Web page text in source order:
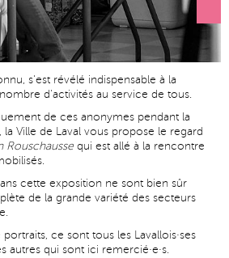
s'est révélé indispensable à la
d'activités au service de tous.
de ces anonymes pendant la
Ville de Laval vous propose le regard
Rouschausse qui est allé à la rencontre
cette exposition ne sont bien sûr
de la grande variété des secteurs
ce sont tous les Lavallois·ses
autres qui sont ici remercié·e·s.